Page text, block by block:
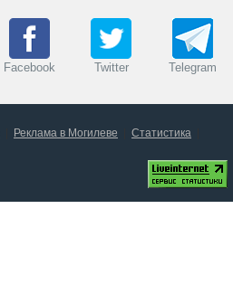
Facebook Twitter Telegram
Реклама в Могилеве
Статистика